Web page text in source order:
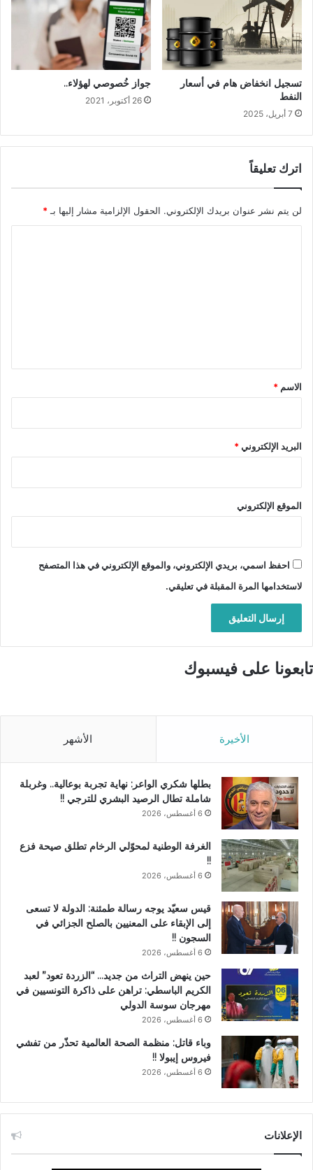
تسجيل انخفاض هام في أسعار
النفط
7 أبريل، 2025
جواز خُصوصي لهؤلاء..
26 أكتوبر، 2021
اترك تعليقاً
لن يتم نشر عنوان بريدك الإلكتروني. الحقول الإلزامية مشار إليها بـ*
*
الاسم *
البريد الإلكتروني*
الموقع الإلكتروني
احفظ اسمي، بريدي الإلكتروني، والموقع الإلكتروني في هذا المتصفح
لاستخدامها المرة المقبلة في تعليقي.
تابعونا على فيسبوك
الأخيرة الأشهر
بطلها شكري الواعر: نهاية تجربة بوعالية.. وغربلة
شاملة تطال الرصيد البشري للترجي !!
6 أغسطس، 2026
الغرفة الوطنية لمحوّلي الرخام تطلق صيحة فزع
!!
6 أغسطس، 2026
قيس سعيّد يوجه رسالة طمئنة: الدولة لا تسعى
إلى الإبقاء على المعنيين بالصلح الجزائي في
السجون !!
6 أغسطس، 2026
حين ينهض التراث من جديد… “الزردة تعود” لعبد
الكريم الباسطي: تراهن على ذاكرة التونسيين في
مهرجان سوسة الدولي
6 أغسطس، 2026
وباء قاتل: منظمة الصحة العالمية تحذّر من تفشي
فيروس إيبولا !!
6 أغسطس، 2026
الإعلانات